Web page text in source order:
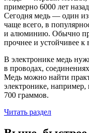
примерно 6000 лет
Сегодня медь — один из
чаще всего, в
и алюминию. Обычно
прочнее и устойчивее к
В электронике медь
в проводах,
Медь можно найти
электронике, например,
700 граммов.
Читать раздел